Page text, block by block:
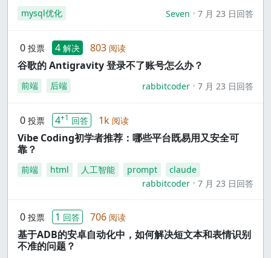
mysql优化 Seven 7 月 23 日回答
0 投票 4 解决 803 阅读
谷歌的 Antigravity 登录不了账号怎么办？
前端 后端 rabbitcoder 7 月 23 日回答
0 投票 4+1 回答 1k 阅读
Vibe Coding初学者推荐：哪些平台既易用又安全可
靠？
前端 html 人工智能 prompt
claude
rabbitcoder
7 月 23 日回答
0 投票 1 回答 706 阅读
基于ADB的安卓自动化中，如何解决短文本和表情识别
不准的问题？